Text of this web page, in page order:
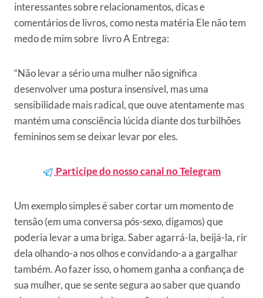
interessantes sobre relacionamentos, dicas e
comentários de livros, como nesta matéria Ele não tem
medo de mim sobre livro A Entrega:
“Não levar a sério uma mulher não significa
desenvolver uma postura insensível, mas uma
sensibilidade mais radical, que ouve atentamente mas
mantém uma consciência lúcida diante dos turbilhões
femininos sem se deixar levar por eles.
Participe do nosso canal no Telegram
Um exemplo simples é saber cortar um momento de
tensão (em uma conversa pós-sexo, digamos) que
poderia levar a uma briga. Saber agarrá-la, beijá-la, rir
dela olhando-a nos olhos e convidando-a a gargalhar
também. Ao fazer isso, o homem ganha a confiança de
sua mulher, que se sente segura ao saber que quando